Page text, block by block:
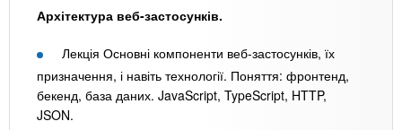
Архітектура веб-застосунків.
Лекція Основні компоненти веб-застосунків, їх
призначення, і навіть технології. Поняття: фронтенд,
бекенд, база даних. JavaScript, TypeScript, HTTP,
JSON.